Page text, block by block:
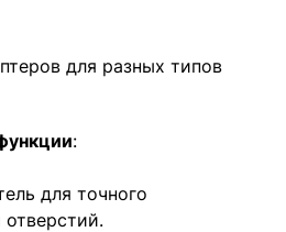
для разных типов
:
для точного